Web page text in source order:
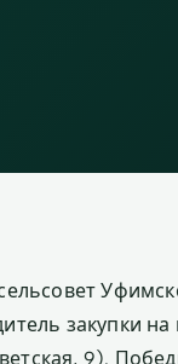
закупки
9).